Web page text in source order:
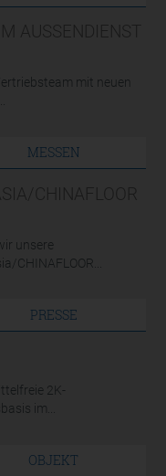
mit neuen
MESSEN
unsere
CHINAFLOOR...
PRESSE
2K-
im...
OBJEKT